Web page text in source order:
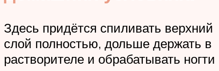
Здесь придётся спиливать верхний
слой полностью, дольше держать в
растворителе и обрабатывать ногти